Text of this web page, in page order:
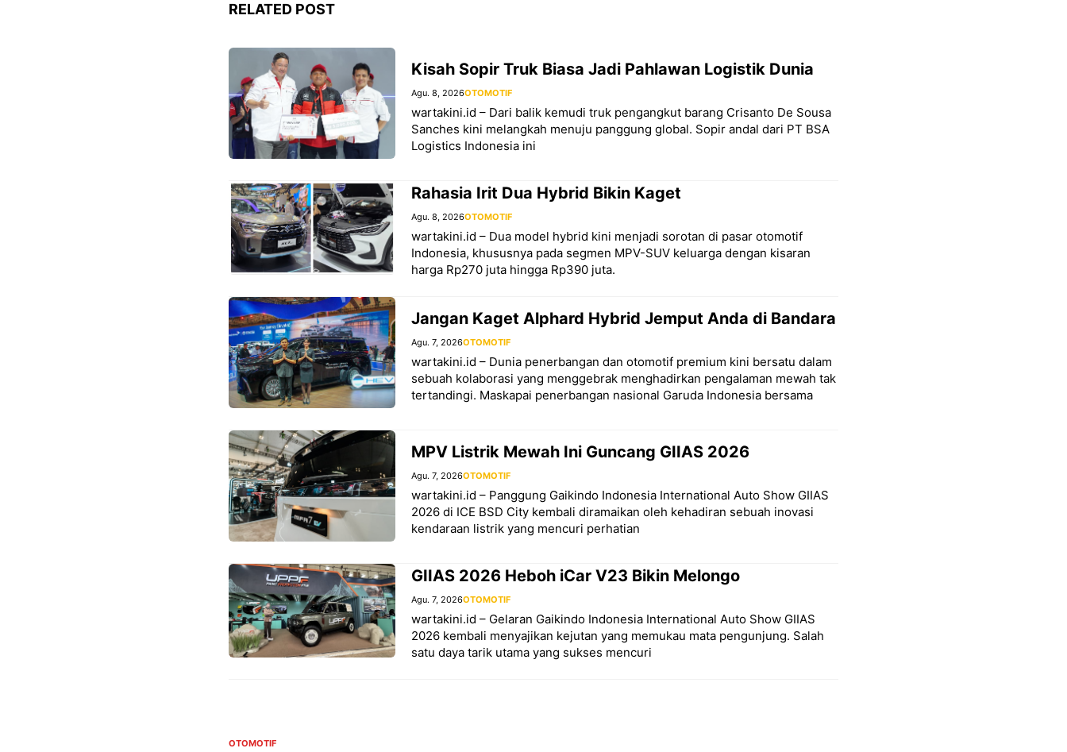
RELATED POST
Kisah Sopir Truk Biasa Jadi Pahlawan Logistik Dunia
Agu. 8, 2026OTOMOTIF
wartakini.id – Dari balik kemudi truk pengangkut barang Crisanto De Sousa
Sanches kini melangkah menuju panggung global. Sopir andal dari PT BSA
Logistics Indonesia ini
Rahasia Irit Dua Hybrid Bikin Kaget
Agu. 8, 2026OTOMOTIF
wartakini.id – Dua model hybrid kini menjadi sorotan di pasar otomotif
Indonesia, khususnya pada segmen MPV-SUV keluarga dengan kisaran
harga Rp270 juta hingga Rp390 juta.
Jangan Kaget Alphard Hybrid Jemput Anda di Bandara
Agu. 7, 2026OTOMOTIF
wartakini.id – Dunia penerbangan dan otomotif premium kini bersatu dalam
sebuah kolaborasi yang menggebrak menghadirkan pengalaman mewah tak
tertandingi. Maskapai penerbangan nasional Garuda Indonesia bersama
MPV Listrik Mewah Ini Guncang GIIAS 2026
Agu. 7, 2026OTOMOTIF
wartakini.id – Panggung Gaikindo Indonesia International Auto Show GIIAS
2026 di ICE BSD City kembali diramaikan oleh kehadiran sebuah inovasi
kendaraan listrik yang mencuri perhatian
GIIAS 2026 Heboh iCar V23 Bikin Melongo
Agu. 7, 2026OTOMOTIF
wartakini.id – Gelaran Gaikindo Indonesia International Auto Show GIIAS
2026 kembali menyajikan kejutan yang memukau mata pengunjung. Salah
satu daya tarik utama yang sukses mencuri
OTOMOTIF